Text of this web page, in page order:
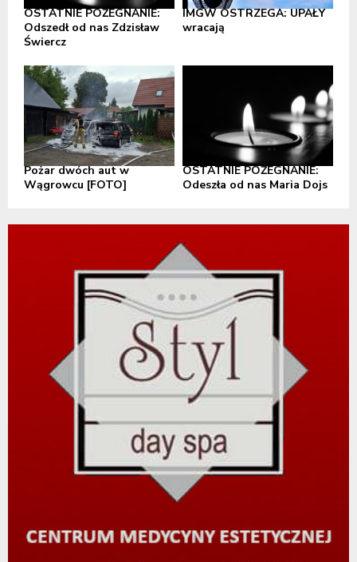
OSTATNIE POŻEGNANIE:
Odszedł od nas Zdzisław
Świercz
IMGW OSTRZEGA: UPAŁY
wracają
Pożar dwóch aut w
Wągrowcu [FOTO]
OSTATNIE POŻEGNANIE:
Odeszła od nas Maria Dojs